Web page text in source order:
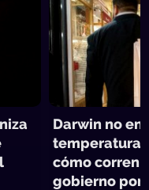
Darwin no
temperatura
cómo corren
gobierno por